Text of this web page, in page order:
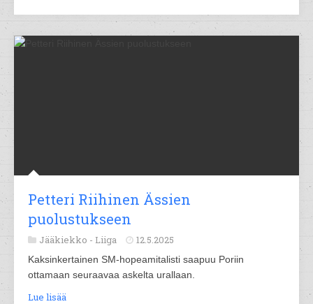
Petteri Riihinen Ässien
puolustukseen
Jääkiekko - Liiga 12.5.2025
Kaksinkertainen SM-hopeamitalisti saapuu Poriin
ottamaan seuraavaa askelta urallaan.
Lue lisää